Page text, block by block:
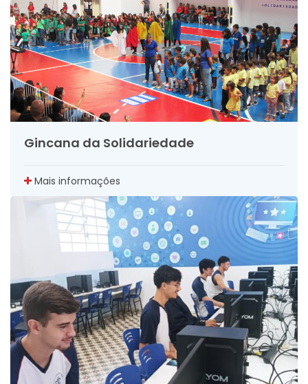
Gincana da Solidariedade
Mais informações